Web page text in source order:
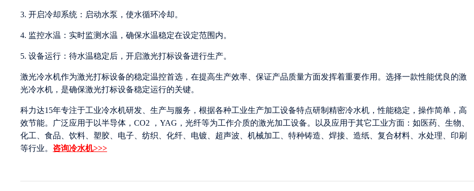
3. 开启冷却系统：启动水泵，使水循环冷却。
4. 监控水温：实时监测水温，确保水温稳定在设定范围内。
5. 设备运行：待水温稳定后，开启激光打标设备进行生产。
激光冷水机作为激光打标设备的稳定温控首选，在提高生产效率、保证产品质量方面发挥着重要作用。选择一款性能优良的激
光冷水机，是确保激光打标设备稳定运行的关键。
科力达15年专注于工业冷水机研发、生产与服务，根据各种工业生产加工设备特点研制精密冷水机，性能稳定，操作简单，高
效节能。广泛应用于以半导体，CO2 ，YAG，光纤等为工作介质的激光加工设备。以及应用于其它工业方面：如医药、生物、
化工、食品、饮料、塑胶、电子、纺织、化纤、电镀、超声波、机械加工、特种铸造、焊接、造纸、复合材料、水处理、印刷
等行业。 咨询冷水机>>>